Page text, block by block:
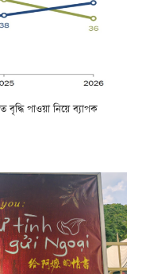
বৃদ্ধি পাওয়া নিয়ে ব্যাপক